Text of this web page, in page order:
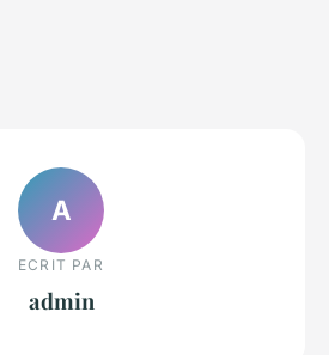
A
ECRIT PAR
admin